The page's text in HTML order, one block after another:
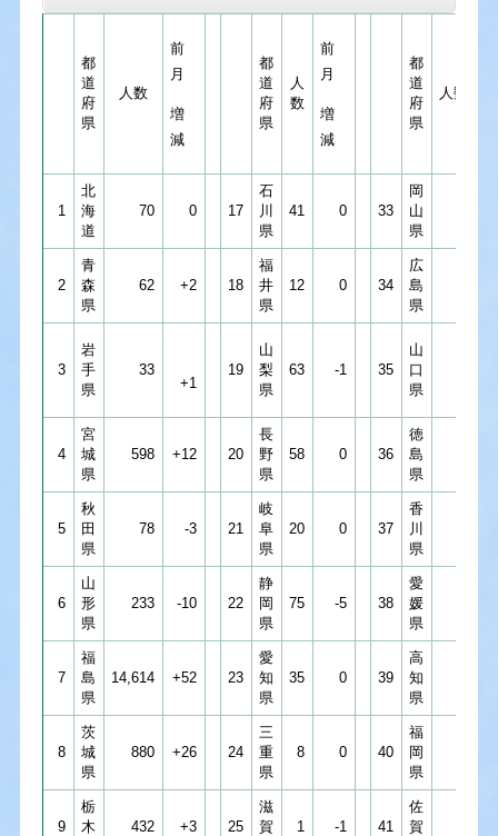
都
道
府
県
人数
前
月
増
減
都
道
府
県
人
数
前
月
増
減
都
道
府
県
人数
1
北
海
道
70 0 17
石
川
県
41 0 33
岡
山
県
2
青
森
県
62 +2 18
福
井
県
12 0 34
広
島
県
3
岩
手
県
33
+1
19
山
梨
県
63 -1 35
山
口
県
4
宮
城
県
598 +12 20
長
野
県
58 0 36
徳
島
県
5
秋
田
県
78 -3 21
岐
阜
県
20 0 37
香
川
県
6
山
形
県
233 -10 22
静
岡
県
75 -5 38
愛
媛
県
7
福
島
県
14,614 +52 23
愛
知
県
35 0 39
高
知
県
8
茨
城
県
880 +26 24
三
重
県
8 0 40
福
岡
県
9
栃
木
432 +3 25
滋
賀
1 -1 41
佐
賀